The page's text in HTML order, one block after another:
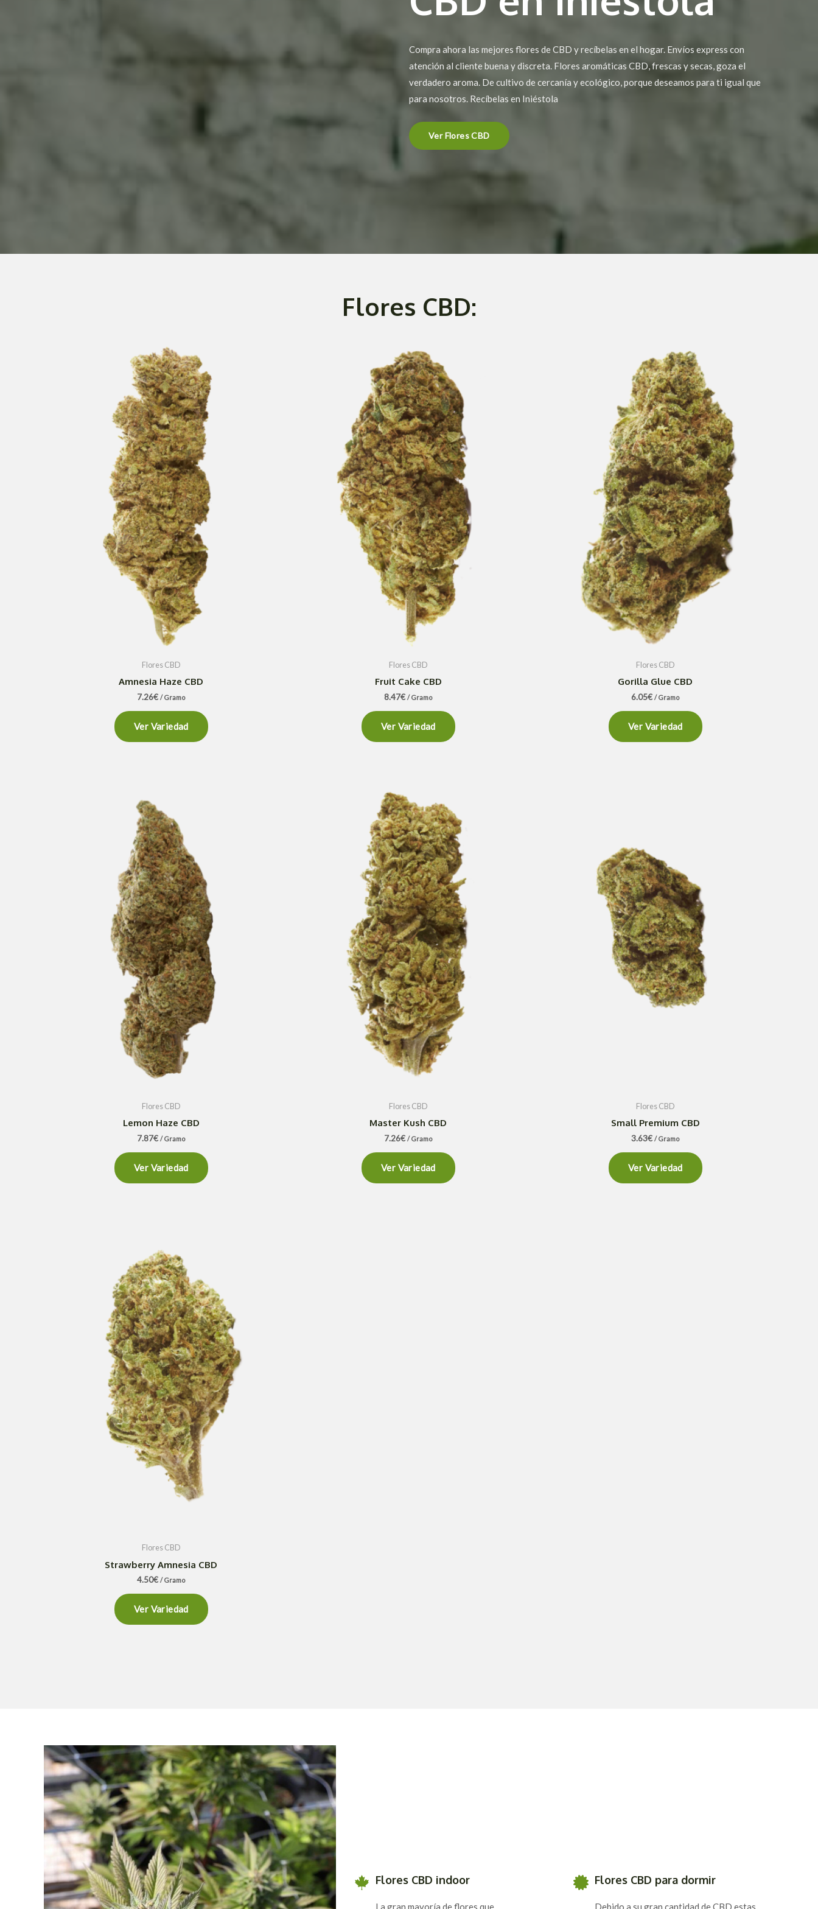
Compra ahora las mejores flores de CBD y recíbelas en el hogar. Envíos express con
atención al cliente buena y discreta. Flores aromáticas CBD, frescas y secas, goza el
verdadero aroma. De cultivo de cercanía y ecológico, porque deseamos para ti igual que
para nosotros. Recíbelas en Iniéstola
Ver Flores CBD
Flores CBD:
Flores CBD
Amnesia Haze CBD
7.26€ / Gramo
Ver Variedad
Flores CBD
Fruit Cake CBD
8.47€ / Gramo
Ver Variedad
Flores CBD
Gorilla Glue CBD
6.05€ / Gramo
Ver Variedad
Flores CBD
Lemon Haze CBD
7.87€ / Gramo
Ver Variedad
Flores CBD
Master Kush CBD
7.26€ / Gramo
Ver Variedad
Flores CBD
Small Premium CBD
3.63€ / Gramo
Ver Variedad
Flores CBD
Strawberry Amnesia CBD
4.50€ / Gramo
Ver Variedad
Flores CBD indoor
La gran mayoría de flores que
Flores CBD para dormir
Debido a su gran cantidad de CBD estas